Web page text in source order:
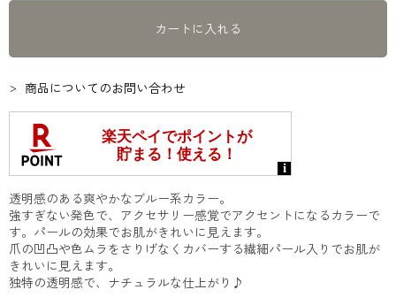
カートに入れる
商品についてのお問い合わせ
透明感のある爽やかなブルー系カラー。
強すぎない発色で、アクセサリー感覚でアクセントになるカラーで
す。パールの効果でお肌がきれいに見えます。
爪の凹凸や色ムラをさりげなくカバーする繊細パール入りでお肌が
きれいに見えます。
独特の透明感で、ナチュラルな仕上がり♪